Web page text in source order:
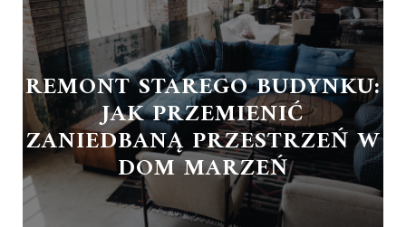
REMONT STAREGO BUDYNKU:
JAK PRZEMIENIĆ
ZANIEDBANĄ PRZESTRZEŃ W
DOM MARZEŃ